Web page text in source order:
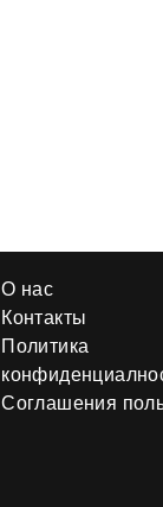
О нас
Контакты
Политика
Соглашения